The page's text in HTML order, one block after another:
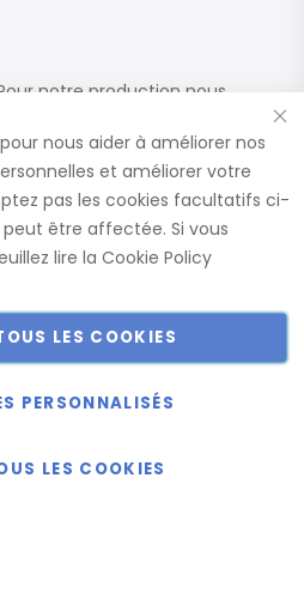
notre production nous
sont confectionnés dans nos
de vous offrir le plus large choix
nous aider à améliorer nos
et améliorer votre
pas les cookies facultatifs ci-
être affectée. Si vous
lire la Cookie Policy
LES COOKIES
PERSONNALISÉS
LES COOKIES